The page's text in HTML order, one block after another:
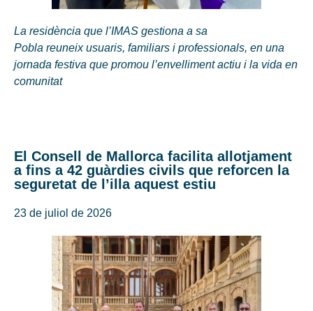
La residència que l’IMAS gestiona a sa
Pobla reuneix usuaris, familiars i professionals, en una
jornada festiva que promou l’envelliment actiu i la vida en
comunitat
El Consell de Mallorca facilita allotjament
a fins a 42 guàrdies civils que reforcen la
seguretat de l’illa aquest estiu
23 de juliol de 2026